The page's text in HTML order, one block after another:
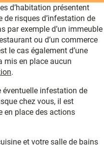
d’habitation présentent
de risques d’infestation de
par exemple d’un immeuble
ou d’un commerce
le cas également d’une
mis en place aucun
.
éventuelle infestation de
chez vous, il est
en place des actions
et votre salle de bains